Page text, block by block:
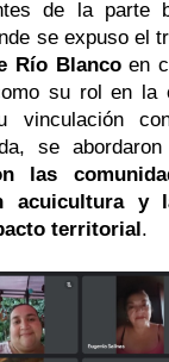
de la parte
se expuso el
Río Blancoen
su rol en la
vinculación
se
las
acuicultura y
territorial .